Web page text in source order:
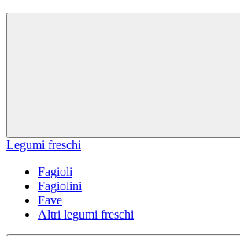
Legumi freschi
Fagioli
Fagiolini
Fave
Altri legumi freschi